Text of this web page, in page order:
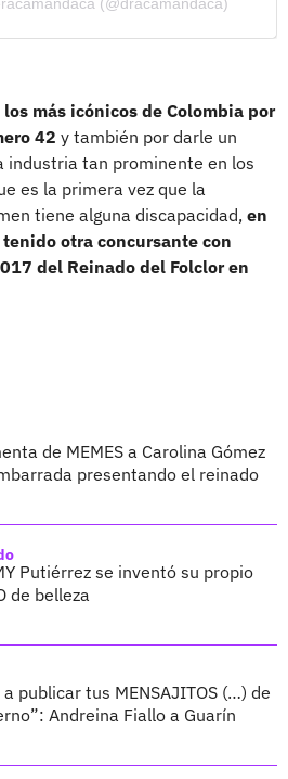
(@dracamandaca)
más icónicos de Colombia por
42 y también por darle un
industria tan prominente en los
es la primera vez que la
tiene alguna discapacidad, en
otra concursante con
del Reinado del Folclor en
de MEMES a Carolina Gómez
presentando el reinado
Putiérrez se inventó su propio
de belleza
a publicar tus MENSAJITOS (…) de
Andreina Fiallo a Guarín